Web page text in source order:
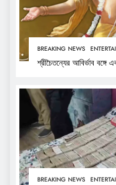
BREAKING NEWS
শ্রীচৈতন্যের আবির্ভাব বঙ্গে
BREAKING NEWS